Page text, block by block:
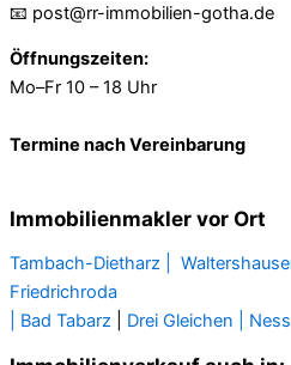
📧 post@rr-immobilien-gotha.de
Öffnungszeiten:
Mo–Fr 10 – 18 Uhr
Termine nach Vereinbarung
Immobilienmakler vor Ort
Tambach-Dietharz |
Friedrichroda
| Bad Tabarz
Drei Gleichen |